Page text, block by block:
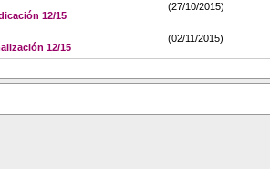
12/15
(27/10/2015)
12/15
(02/11/2015)